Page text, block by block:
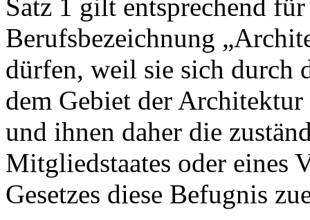
Satz 1 gilt entsprechend
Berufsbezeichnung
dürfen, weil sie sich durch
dem Gebiet der Architektur
und ihnen daher die
Mitgliedstaates oder eines
Gesetzes diese Befugnis